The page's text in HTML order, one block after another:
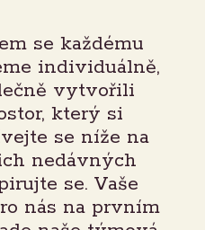
se každému
individuálně,
vytvořili
který si
se níže na
nedávných
se. Vaše
nás na prvním